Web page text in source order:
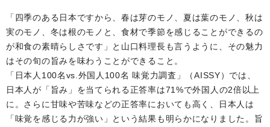
「四季のある日本ですから、春は芽のモノ、夏は葉のモノ、秋は
実のモノ、冬は根のモノと、食材で季節を感じることができるの
が和食の素晴らしさです」と山口料理長も言うように、その魅力
はその旬の旨みを味わうことができること。
「日本人100名vs.外国人100名 味覚力調査」（AISSY）では、
日本人が「旨み」を当てられる正答率は71%で外国人の2倍以上
に。さらに甘味や苦味などの正答率においても高く、日本人は
「味覚を感じる力が強い」という結果も明らかになりました。旨